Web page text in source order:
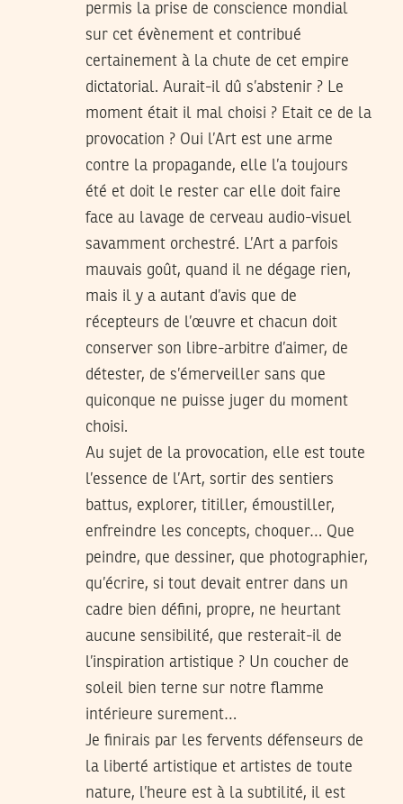
permis la prise de conscience mondial
sur cet évènement et contribué
certainement à la chute de cet empire
dictatorial. Aurait-il dû s’abstenir ? Le
moment était il mal choisi ? Etait ce de la
provocation ? Oui l’Art est une arme
contre la propagande, elle l’a toujours
été et doit le rester car elle doit faire
face au lavage de cerveau audio-visuel
savamment orchestré. L’Art a parfois
mauvais goût, quand il ne dégage rien,
mais il y a autant d’avis que de
récepteurs de l’œuvre et chacun doit
conserver son libre-arbitre d’aimer, de
détester, de s’émerveiller sans que
quiconque ne puisse juger du moment
choisi.
Au sujet de la provocation, elle est toute
l’essence de l’Art, sortir des sentiers
battus, explorer, titiller, émoustiller,
enfreindre les concepts, choquer… Que
peindre, que dessiner, que photographier,
qu’écrire, si tout devait entrer dans un
cadre bien défini, propre, ne heurtant
aucune sensibilité, que resterait-il de
l’inspiration artistique ? Un coucher de
soleil bien terne sur notre flamme
intérieure surement…
Je finirais par les fervents défenseurs de
la liberté artistique et artistes de toute
nature, l’heure est à la subtilité, il est